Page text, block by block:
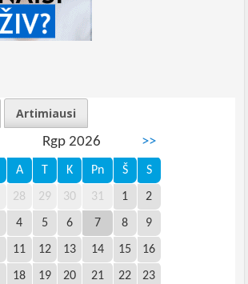
Artimiausi
Rgp 2026 >>
A T K Pn Š S
28 29 30 31 1 2
4 5 6 7 8 9
11 12 13 14 15 16
18 19 20 21 22 23